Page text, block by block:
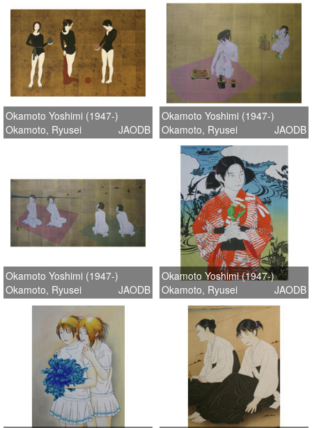
Okamoto Yoshimi (1947-)
Okamoto, Ryusei
JAODB
Okamoto Yoshimi (1947-)
Okamoto, Ryusei
JAODB
Okamoto Yoshimi (1947-)
Okamoto, Ryusei
JAODB
Okamoto Yoshimi (1947-)
Okamoto, Ryusei
JAODB